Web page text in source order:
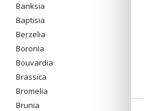
Banksia
Baptisia
Berzelia
Boronia
Bouvardia
Brassica
Bromelia
Brunia